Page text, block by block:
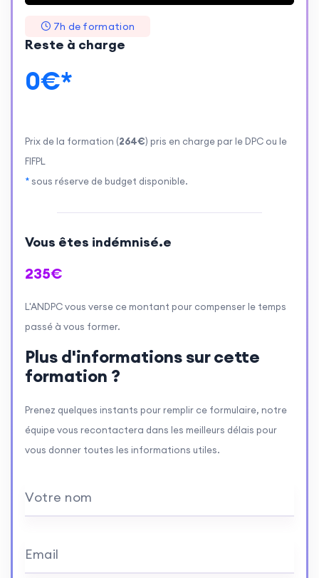
7h de formation
Reste à charge
0€*
Prix de la formation (264€) pris en charge par le DPC ou le
FIFPL
*sous réserve de budget disponible.
Vous êtes indémnisé.e
235€
L'ANDPC vous verse ce montant pour compenser le temps
passé à vous former.
Plus d'informations sur cette
formation ?
Prenez quelques instants pour remplir ce formulaire, notre
équipe vous recontactera dans les meilleurs délais pour
vous donner toutes les informations utiles.
Votre nom
Email